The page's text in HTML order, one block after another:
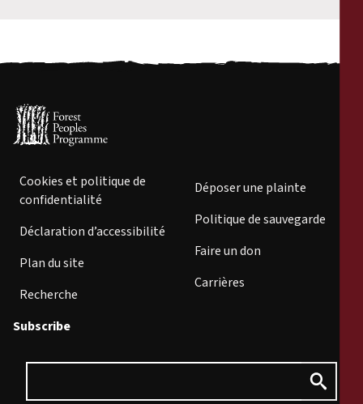
Cookies et politique de
confidentialité
Déclaration d’accessibilité
Plan du site
Recherche
Déposer une plainte
Politique de sauvegarde
Faire un don
Carrières
Subscribe